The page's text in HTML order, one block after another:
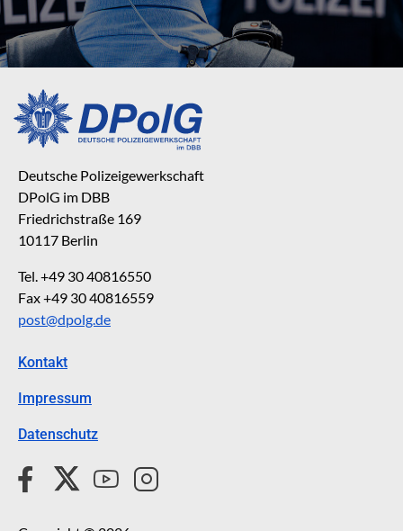
Deutsche Polizeigewerkschaft
DPolG im DBB
Friedrichstraße 169
10117 Berlin
Tel. +49 30 40816550
Fax +49 30 40816559
post@dpolg.de
Kontakt
Impressum
Datenschutz